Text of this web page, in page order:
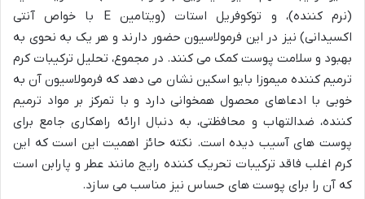
(نرم کننده)، و توکوفریل استات (ویتامین E با خواص آنتی
اکسیدانی) نیز در این فرمولاسیون حضور دارند و هر یک به نحوی به
بهبود و سلامت پوست کمک می کنند. در مجموع، تحلیل ترکیبات کرم
ترمیم کننده میموزا بایو اسکین نشان می دهد که فرمولاسیون آن به
خوبی با ادعاهای محصول همخوانی دارد و با تمرکز بر مواد ترمیم
کننده، ضدالتهاب و محافظتی، به دنبال ارائه راهکاری جامع برای
پوست های آسیب دیده است. نکته حائز اهمیت این است که این
کرم اغلب فاقد ترکیبات تحریک کننده رایج مانند عطر و پارابن است
که آن را برای پوست های حساس نیز مناسب می سازد.